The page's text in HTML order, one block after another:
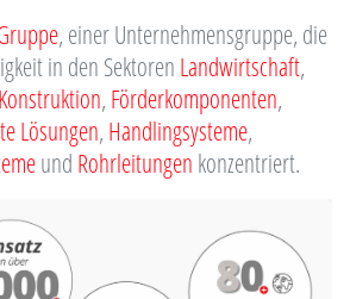
, einer Unternehmensgruppe, die
in den Sektoren Landwirtschaft,
Konstruktion, Förderkomponenten,
Lösungen, Handlingsysteme,
und Rohrleitungen konzentriert.